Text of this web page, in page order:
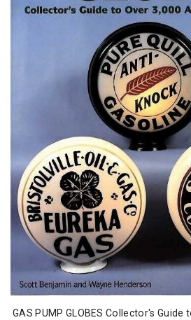
GAS PUMP GLOBES Collector's